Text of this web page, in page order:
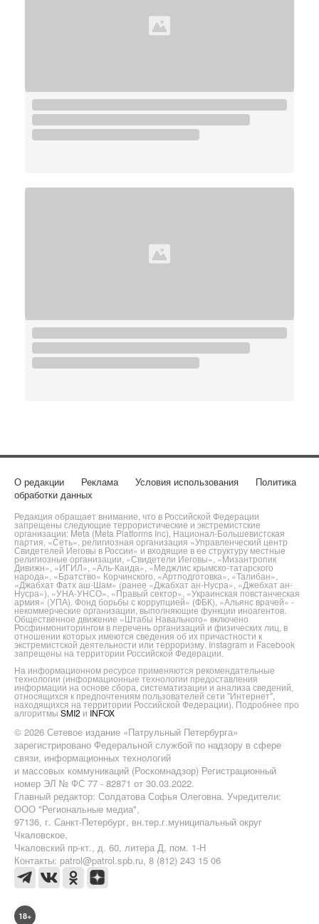
О редакции Реклама Условия использования
Политика
обработки данных
Редакция обращает внимание, что в Российской Федерации
запрещены следующие террористические и экстремистские
организации: Meta (Meta Platforms Inc), Национал-Большевистская
партия, «Сеть», религиозная организация «Управленческий центр
Свидетелей Иеговы в России» и входящие в ее структуру местные
религиозные организации, «Свидетели Иеговы», «Мизантропик
Дивижн», «ИГИЛ», «Аль-Каида», «Меджлис крымско-татарского
народа», «Братство» Корчинского, «Артподготовка», «Талибан»,
«Джабхат Фатх аш-Шам» (ранее «Джабхат ан-Нусра», «Джебхат ан-
Нусра»), «УНА-УНСО», «Правый сектор», «Украинская повстанческая
армия» (УПА). Фонд борьбы с коррупцией» (ФБК), «Альянс врачей» -
некоммерческие организации, выполняющие функции иноагентов.
Общественное движение «Штабы Навального» включено
Росфинмониторингом в перечень организаций и физических лиц, в
отношении которых имеются сведения об их причастности к
экстремистской деятельности или терроризму. Instagram и Facebook
запрещены на территории Российской Федерации.
На информационном ресурсе применяются рекомендательные
технологии (информационные технологии предоставления
информации на основе сбора, систематизации и анализа сведений,
относящихся к предпочтениям пользователей сети "Интернет",
находящихся на территории Российской Федерации). Подробнее про
алгоритмы SMI2 и INFOX
© 2026 Сетевое издание «Патрульный Петербурга»
зарегистрировано Федеральной службой по надзору в сфере
связи, информационных технологий
и массовых коммуникаций (Роскомнадзор) Регистрационный
номер ЭЛ № ФС 77 - 82871 от 30.03.2022.
Главный редактор: Солдатова Софья Олеговна. Учредители:
ООО "Региональные медиа",
97136, г. Санкт-Петербург, вн.тер.г.муниципальный округ
Чкаловское,
Чкаловский пр-кт., д. 60, литера Д, пом. 1-Н
Контакты: patrol@patrol.spb.ru, 8 (812) 243 15 06
18+